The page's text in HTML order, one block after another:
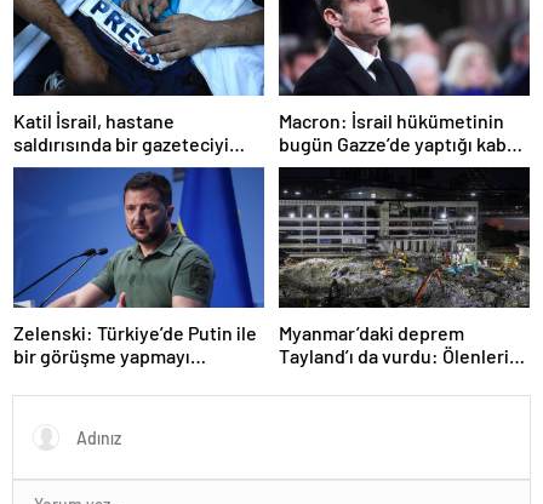
Katil İsrail, hastane
saldırısında bir gazeteciyi
öldürdüğünü itiraf etti
Macron: İsrail hükümetinin
bugün Gazze’de yaptığı kabul
edilemez
Zelenski: Türkiye’de Putin ile
bir görüşme yapmayı
Myanmar’daki deprem
Tayland’ı da vurdu: Ölenlerin